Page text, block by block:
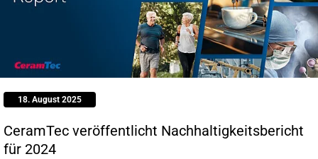
18. August 2025
CeramTec veröffentlicht Nachhaltigkeitsbericht
für 2024